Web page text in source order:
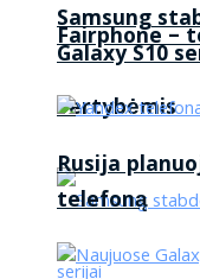
Fairphone –
vertybėmis
Samsung
Galaxy S10
Rusija
telefoną